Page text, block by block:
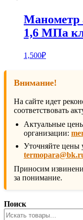
1,6 МПа
1,500₽
Внимание!
На сайте идет
соответствовать
Актуальные
организации:
Уточняйте цены
Приносим
за понимание.
Поиск